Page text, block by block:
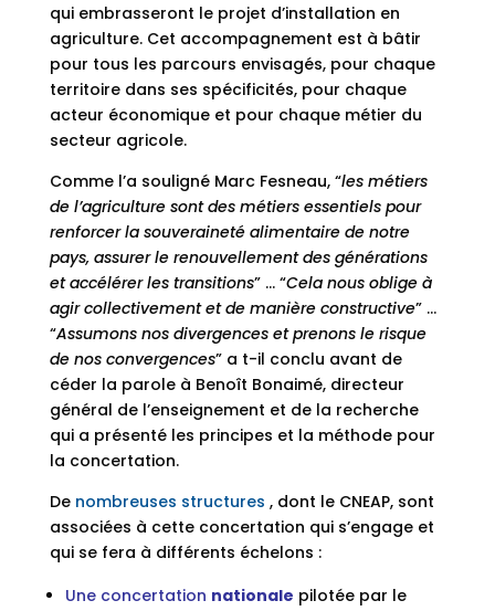
qui embrasseront le projet d’installation en
agriculture. Cet accompagnement est à bâtir
pour tous les parcours envisagés, pour chaque
territoire dans ses spécificités, pour chaque
acteur économique et pour chaque métier du
secteur agricole.
Comme l’a souligné Marc Fesneau, “les métiers
de l’agriculture sont des métiers essentiels pour
renforcer la souveraineté alimentaire de notre
pays, assurer le renouvellement des générations
et accélérer les transitions” … “Cela nous oblige à
agir collectivement et de manière constructive” …
“Assumons nos divergences et prenons le risque
de nos convergences” a t-il conclu avant de
céder la parole à Benoît Bonaimé, directeur
général de l’enseignement et de la recherche
qui a présenté les principes et la méthode pour
la concertation.
De nombreuses structures , dont le CNEAP, sont
associées à cette concertation qui s’engage et
qui se fera à différents échelons :
Une concertation nationale pilotée par le